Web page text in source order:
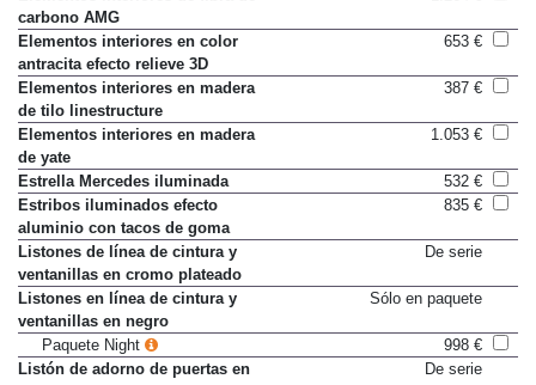
Elementos interiores de fibra de
carbono AMG
Elementos interiores en color
antracita efecto relieve 3D
Elementos interiores en madera
de tilo linestructure
Elementos interiores en madera
de yate
Estrella Mercedes iluminada
532 €
Estribos iluminados efecto
aluminio con tacos de goma
Listones de línea de cintura y
ventanillas en cromo plateado
Listones en línea de cintura y
ventanillas en negro
Paquete Night
998 €